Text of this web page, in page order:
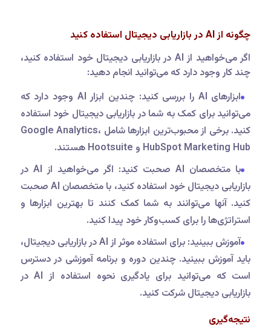
چگونه از AI در بازاریابی دیجیتال استفاده کنید
اگر می‌خواهید از AI در بازاریابی دیجیتال خود استفاده کنید،
چند کار وجود دارد که می‌توانید انجام دهید:
ابزارهای AI را بررسی کنید: چندین ابزار AI وجود دارد که
می‌توانید برای کمک به شما در بازاریابی دیجیتال خود استفاده
کنید. برخی از محبوب‌ترین ابزارها شامل Google Analytics،
HubSpot Marketing Hub و Hootsuite هستند.
با متخصصان AI صحبت کنید: اگر می‌خواهید از AI در
بازاریابی دیجیتال خود استفاده کنید، با متخصصان AI صحبت
کنید. آنها می‌توانند به شما کمک کنند تا بهترین ابزارها و
استراتژی‌ها را برای کسب‌وکار خود پیدا کنید.
آموزش ببینید: برای استفاده موثر از AI در بازاریابی دیجیتال،
باید آموزش ببینید. چندین دوره و برنامه آموزشی در دسترس
است که می‌توانید برای یادگیری نحوه استفاده از AI در
بازاریابی دیجیتال شرکت کنید.
نتیجه‌گیری